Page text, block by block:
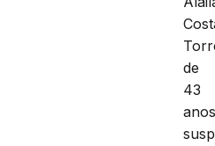
de
43